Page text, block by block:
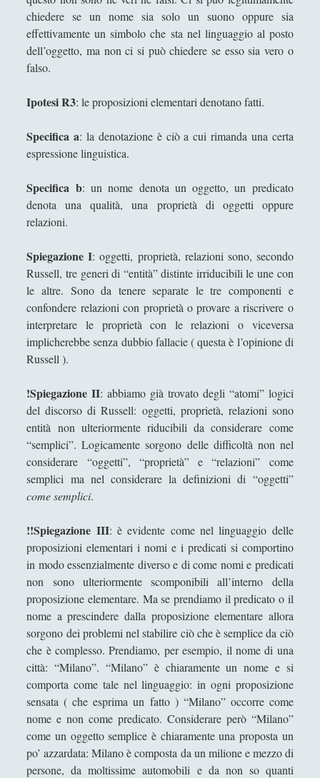
"macchia d'olio" sul potere
Larry Laudan - Filosofia
Wittgenstein
Ludwig Wittgenstein e il Tractatus Logico-
Philosophicus
pensiero Hayek
Noam Chomsky - Vita e linguistica
Per una critica all’economia neoclassica.
Platone e la coralità fra le Idee in pre-
costruzione della terraferma
Popper e la crescita della conoscenza
discussioni normative
Putnam sul rapporto tra filosofia e scienza:
per una terza via ragionevole
Recensione di Max Stirner, Vita e Opere
Recensione di Scheler, M. Pudore e
Riproducendo la contaminazione che si
purifica per rispecchiamento
Roland Barthes e la moda che atrofizza ogni
variazione di stile (dal sigillo del "gangster"
al nomignolo del ciclista)
Russell, tra l’atomismo logico e i
Principia Matematica
Storia della follia nell’età classica - Michel
Foucault
Su "La causazione" di David Lewis
Sul Valore della Filosofia - Bertrand Russell
Un cartesianesimo naturalizzato sulle
chiedere se un nome sia solo un suono oppure sia
effettivamente un simbolo che sta nel linguaggio al posto
dell’oggetto, ma non ci si può chiedere se esso sia vero o
falso.
Ipotesi R3: le proposizioni elementari denotano fatti.
Specifica a: la denotazione è ciò a cui rimanda una certa
espressione linguistica.
Specifica b: un nome denota un oggetto, un predicato
denota una qualità, una proprietà di oggetti oppure
relazioni.
Spiegazione I: oggetti, proprietà, relazioni sono, secondo
Russell, tre generi di “entità” distinte irriducibili le une con
le altre. Sono da tenere separate le tre componenti e
confondere relazioni con proprietà o provare a riscrivere o
interpretare le proprietà con le relazioni o viceversa
implicherebbe senza dubbio fallacie ( questa è l’opinione di
Russell ).
!Spiegazione II: abbiamo già trovato degli “atomi” logici
del discorso di Russell: oggetti, proprietà, relazioni sono
entità non ulteriormente riducibili da considerare come
“semplici”. Logicamente sorgono delle difficoltà non nel
considerare “oggetti”, “proprietà” e “relazioni” come
semplici ma nel considerare la definizioni di “oggetti”
come semplici.
!!Spiegazione III: è evidente come nel linguaggio delle
proposizioni elementari i nomi e i predicati si comportino
in modo essenzialmente diverso e di come nomi e predicati
non sono ulteriormente scomponibili all’interno della
proposizione elementare. Ma se prendiamo il predicato o il
nome a prescindere dalla proposizione elementare allora
sorgono dei problemi nel stabilire ciò che è semplice da ciò
che è complesso. Prendiamo, per esempio, il nome di una
città: “Milano”. “Milano” è chiaramente un nome e si
comporta come tale nel linguaggio: in ogni proposizione
sensata ( che esprima un fatto ) “Milano” occorre come
nome e non come predicato. Considerare però “Milano”
come un oggetto semplice è chiaramente una proposta un
po’ azzardata: Milano è composta da un milione e mezzo di
persone, da moltissime automobili e da non so quanti